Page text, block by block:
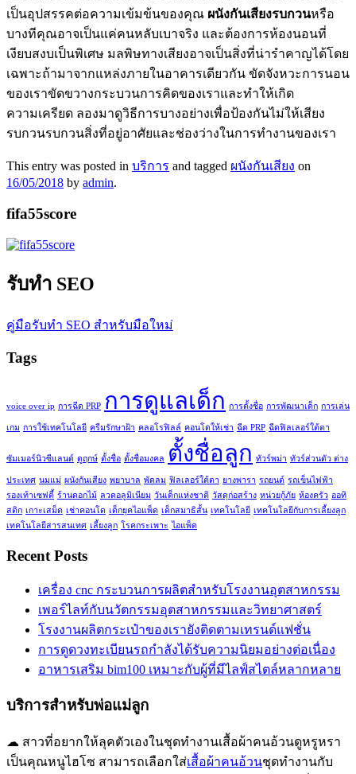
เป็นอุปสรรคต่อความเข้มข้นของคุณ ผนังกันเสียงรบกวนหรือ
บางทีคุณอาจเป็นแค่คนหลับเบาจริง และต้องการห้องนอนที่
เงียบสงบเป็นพิเศษ มลพิษทางเสียงอาจเป็นสิ่งที่น่ารำคาญได้โดย
เฉพาะถ้ามาจากแหล่งภายในอาคารเดียวกัน ขัดจังหวะการนอน
ของเราขัดขวางกระบวนการคิดของเราและทำให้เกิด
ความเครียด ลองมาดูวิธีการบางอย่างเพื่อป้องกันไม่ให้เสียง
รบกวนรบกวนสิ่งที่อยู่อาศัยและช่องว่างในการทำงานของเรา
This entry was posted in บริการ and tagged ผนังกันเสียง on
16/05/2018 by admin.
fifa55score
รับทำ SEO
คู่มือรับทำ SEO สำหรับมือใหม่
Tags
voice over ip การฉีด PRP การดูแลเด็ก การตั้งชื่อ การพัฒนาเด็ก การเล่น
เกม การใช้เทคโนโลยี ครีมรักษาฝ้า คลอโรฟิลล์ คอนโดให้เช่า ฉีด PRP ฉีดฟิลเลอร์ใต้ตา
ซัมเมอร์นิวซีแลนด์ ดูฤกษ์ ตั้งชื่อ ตั้งชื่อมงคล ตั้งชื่อลูก ทัวร์พม่า ทัวร์ส่วนตัว ต่าง
ประเทศ นมแม่ ผนังกันเสียง พยาบาล พัดลม ฟิลเลอร์ใต้ตา ยางพารา รถยนต์ รถเข็นไฟฟ้า
รองเท้าเซฟตี้ ร้านดอกไม้ ลวดอลูมิเนียม วันเด็กแห่งชาติ วัสดุก่อสร้าง หน่วยกู้ภัย ห้องครัว ออทิ
สติก เกาะเสม็ด เช่าคอนโด เด็กยุคไอแพ็ด เด็กสมาธิสั้น เทคโนโลยี เทคโนโลยีกับการเลี้ยงลูก
เทคโนโลยีสารสนเทศ เลี้ยงลูก โรคกระเพาะ ไอแพ็ด
Recent Posts
เครื่อง cnc กระบวนการผลิตสำหรับโรงงานอุตสาหกรรม
เพอร์ไลท์กับนวัตกรรมอุตสาหกรรมและวิทยาศาสตร์
โรงงานผลิตกระเป๋าของเรายังติดตามเทรนด์แฟชั่น
การดูดวงทะเบียนรถกำลังได้รับความนิยมอย่างต่อเนื่อง
อาหารเสริม bim100 เหมาะกับผู้ที่มีไลฟ์สไตล์หลากหลาย
บริการสำหรับพ่อแม่ลูก
☁ สาวที่อยากให้ลุคตัวเองในชุดทำงานเสื้อผ้าคนอ้วนดูหรูหรา
เป็นคุณหนูไฮโซ สามารถเลือกใส่เสื้อผ้าคนอ้วนชุดทำงานกับ